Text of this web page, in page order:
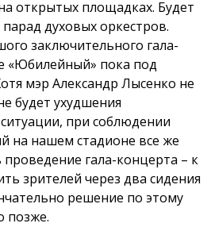
открытых площадках. Будет
духовых оркестров.
заключительного гала-
«Юбилейный» пока под
мэр Александр Лысенко не
будет ухудшения
при соблюдении
на нашем стадионе все же
проведение гала-концерта – к
зрителей через два сидения
решение по этому
позже.